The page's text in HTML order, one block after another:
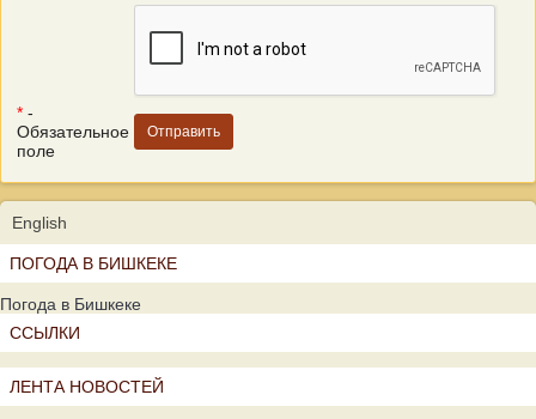
* -
Обязательное
поле
English
ПОГОДА В БИШКЕКЕ
Погода в Бишкеке
ССЫЛКИ
ЛЕНТА НОВОСТЕЙ